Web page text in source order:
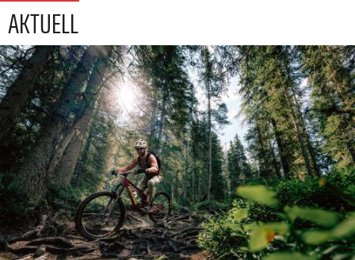
AKTUELL